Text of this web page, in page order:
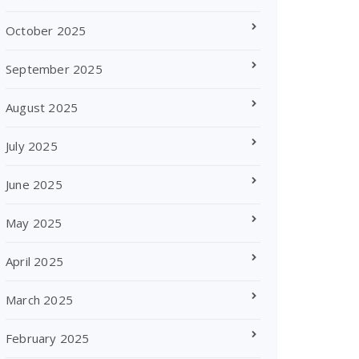
October 2025
September 2025
August 2025
July 2025
June 2025
May 2025
April 2025
March 2025
February 2025